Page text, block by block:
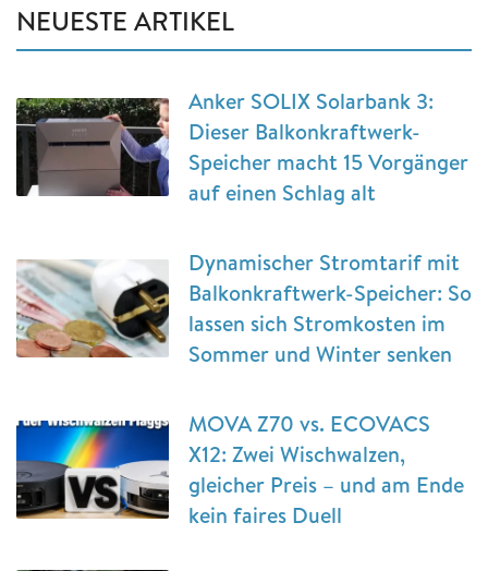
NEUESTE ARTIKEL
Anker SOLIX Solarbank 3:
Dieser Balkonkraftwerk-
Speicher macht 15 Vorgänger
auf einen Schlag alt
Dynamischer Stromtarif mit
Balkonkraftwerk-Speicher: So
lassen sich Stromkosten im
Sommer und Winter senken
MOVA Z70 vs. ECOVACS
X12: Zwei Wischwalzen,
gleicher Preis – und am Ende
kein faires Duell